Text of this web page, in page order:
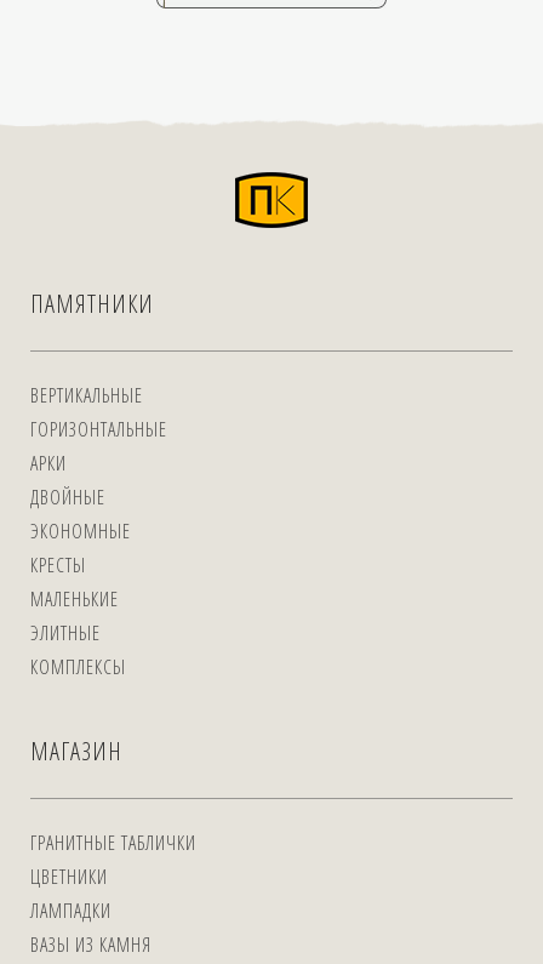
ПАМЯТНИКИ
ВЕРТИКАЛЬНЫЕ
ГОРИЗОНТАЛЬНЫЕ
АРКИ
ДВОЙНЫЕ
ЭКОНОМНЫЕ
КРЕСТЫ
МАЛЕНЬКИЕ
ЭЛИТНЫЕ
КОМПЛЕКСЫ
МАГАЗИН
ГРАНИТНЫЕ ТАБЛИЧКИ
ЦВЕТНИКИ
ЛАМПАДКИ
ВАЗЫ ИЗ КАМНЯ